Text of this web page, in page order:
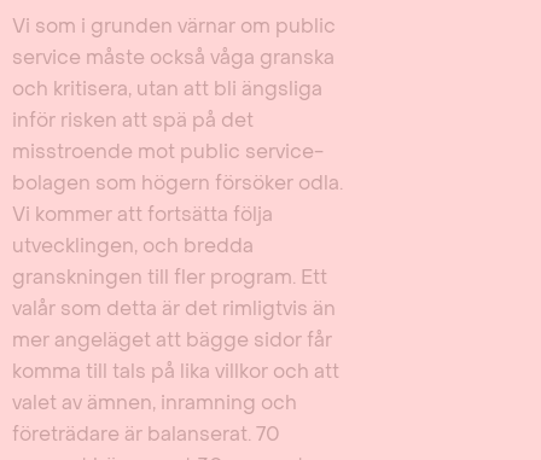
Vi som i grunden värnar om public
service måste också våga granska
och kritisera, utan att bli ängsliga
inför risken att spä på det
misstroende mot public service-
bolagen som högern försöker odla.
Vi kommer att fortsätta följa
utvecklingen, och bredda
granskningen till fler program. Ett
valår som detta är det rimligtvis än
mer angeläget att bägge sidor får
komma till tals på lika villkor och att
valet av ämnen, inramning och
företrädare är balanserat. 70